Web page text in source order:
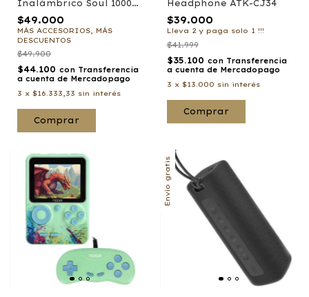
Inalámbrico Soul 10000
mah
$49.000
MÁS ACCESORIOS, MÁS
DESCUENTOS
$49.900
$44.100 con Transferencia
a cuenta de Mercadopago
3 x $16.333,33 sin interés
Comprar
Headphone ATK-CJ34
$39.000
Lleva 2 y paga solo 1 !!!
$41.999
$35.100 con Transferencia
a cuenta de Mercadopago
3 x $13.000 sin interés
Comprar
Envío gratis